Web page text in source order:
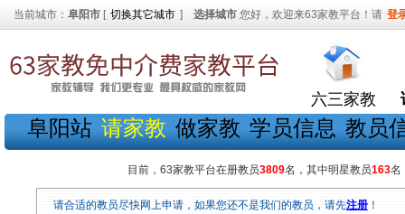
当前城市： 阜阳市 [ 切换其它城市 ] 选择城市 您好，欢迎来63家教平台！请 登
六三家教
阜阳站 请家教 做家教 学员信息 教员
目前，63家教平台在册教员3809名，其中明星教员163名
请合适的教员尽快网上申请，如果您还不是我们的教员，请先注册 ！